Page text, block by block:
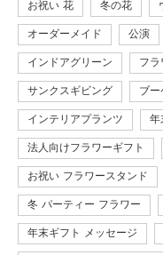
お祝い 花 冬の花
オーダーメイド 公演
インドアグリーン フラ
サンクスギビング ブー
インテリアプランツ 年
法人向けフラワーギフト
お祝い フラワースタンド
冬 パーティー フラワー
年末ギフト メッセージ